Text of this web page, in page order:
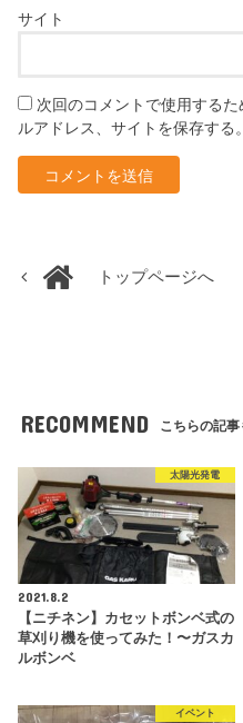
サイト
次回のコメントで使用する
ルアドレス、サイトを保存する。
トップページへ
RECOMMEND こちらの記事
太陽光発電
2021.8.2
【ニチネン】カセットボンベ式の
草刈り機を使ってみた！〜ガスカ
ルボンベ
イベント